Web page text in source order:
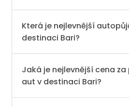
Která je nejlevnější
destinaci Bari?
Jaká je nejlevnější cena
aut v destinaci Bari?